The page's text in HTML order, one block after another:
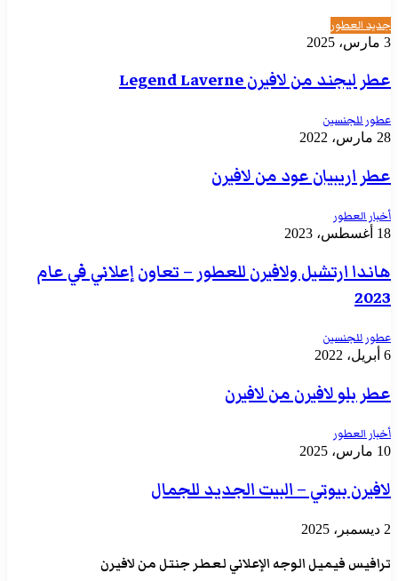
جديد العطور
3 مارس، 2025
عطر ليجند من لافيرن Legend Laverne
عطور للجنسين
28 مارس، 2022
عطر اريبيان عود من لافيرن
أخبار العطور
18 أغسطس، 2023
هاندا ارتشيل ولافيرن للعطور – تعاون إعلاني في عام
2023
عطور للجنسين
6 أبريل، 2022
عطر بلو لافيرن من لافيرن
أخبار العطور
10 مارس، 2025
لافيرن بيوتي – البيت الجديد للجمال
2 ديسمبر، 2025
ترافيس فيميل الوجه الإعلاني لعطر جنتل من لافيرن